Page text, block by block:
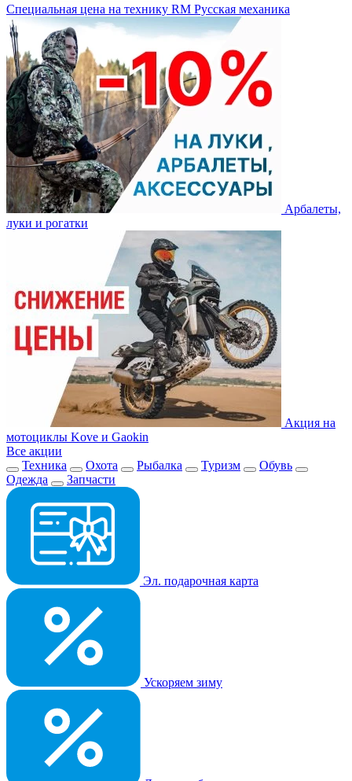
Специальная цена на технику RM Русская механика
Арбалеты,
луки и рогатки
Акция на
мотоциклы Kove и Gaokin
Все акции
Техника
Охота Рыбалка Туризм
Обувь
Одежда
Запчасти
Эл. подарочная карта
Ускоряем зиму